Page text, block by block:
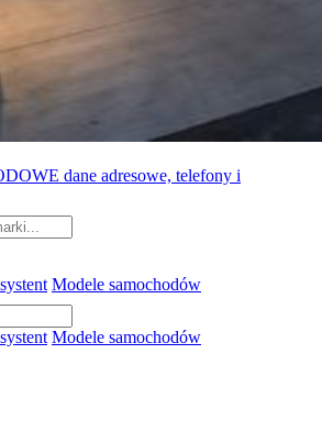
dane adresowe, telefony i
Modele samochodów
Modele samochodów